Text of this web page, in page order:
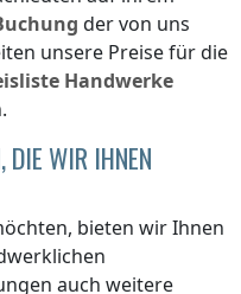
der von uns
unsere Preise für die
Handwerke
DIE WIR IHNEN
bieten wir Ihnen
auch weitere